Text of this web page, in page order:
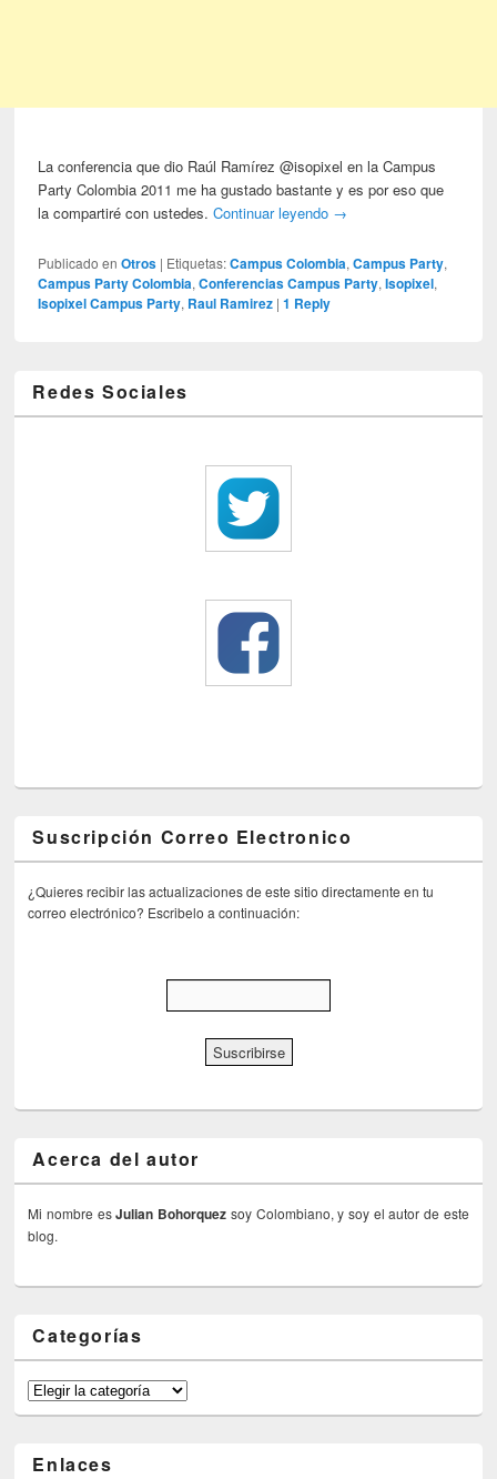
La conferencia que dio Raúl Ramírez @isopixel en la Campus
Party Colombia 2011 me ha gustado bastante y es por eso que
la compartiré con ustedes.Continuar leyendo →
Publicado en Otros | Etiquetas: Campus Colombia,Campus Party,
Campus Party Colombia,Conferencias Campus Party,Isopixel,
Isopixel Campus Party, Raul Ramirez |1 Reply
Redes Sociales
Suscripción Correo Electronico
¿Quieres recibir las actualizaciones de este sitio directamente en tu
correo electrónico? Escribelo a continuación:
Acerca del autor
Mi nombre esJulian Bohorquez soy Colombiano, y soy el autor de este
blog.
Categorías
Categorías
Enlaces